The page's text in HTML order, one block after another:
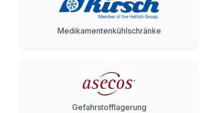
Medikamentenkühlschränke
Gefahrstofflagerung